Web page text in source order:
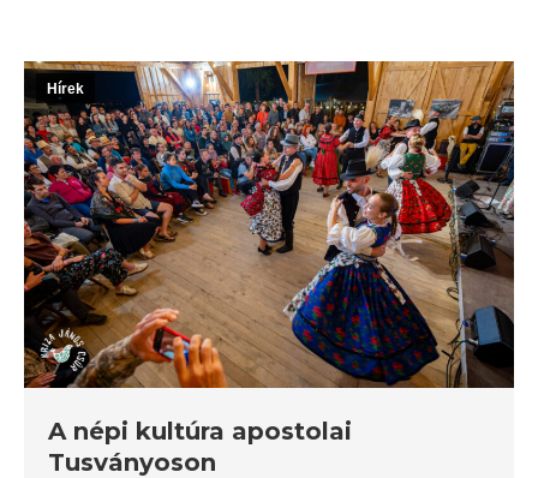
Hírek
A népi kultúra apostolai
Tusványoson